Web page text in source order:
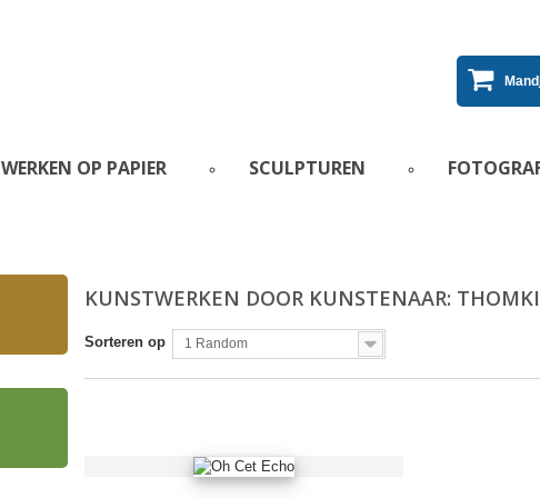
WERKEN OP PAPIER SCULPTUREN
KUNSTWERKEN DOOR KUNSTENAAR:
Sorteren op 1 Random